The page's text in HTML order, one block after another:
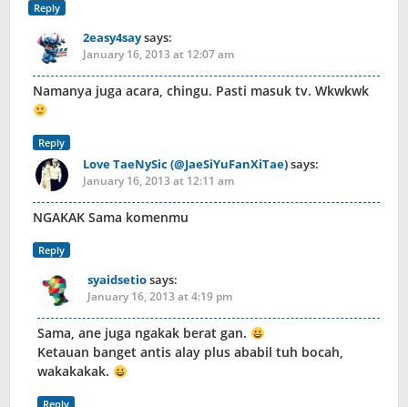
Reply
2easy4saysays:
January 16, 2013 at 12:07 am
Namanya juga acara, chingu. Pasti masuk tv. Wkwkwk
Reply
Love TaeNySic (@JaeSiYuFanXiTae)says:
January 16, 2013 at 12:11 am
NGAKAK Sama komenmu
Reply
syaidsetiosays:
January 16, 2013 at 4:19 pm
Sama, ane juga ngakak berat gan.
Ketauan banget antis alay plus ababil tuh bocah,
wakakakak.
Reply